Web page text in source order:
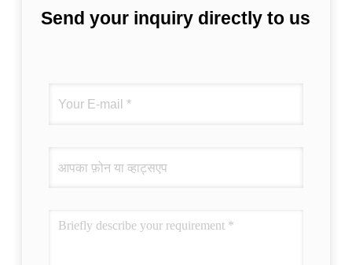
Send your inquiry directly to us